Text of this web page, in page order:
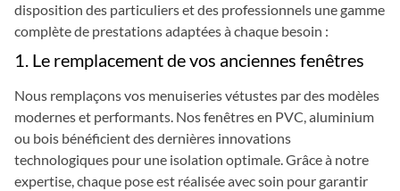
disposition des particuliers et des professionnels une gamme
complète de prestations adaptées à chaque besoin :
1. Le remplacement de vos anciennes fenêtres
Nous remplaçons vos menuiseries vétustes par des modèles
modernes et performants. Nos fenêtres en PVC, aluminium
ou bois bénéficient des dernières innovations
technologiques pour une isolation optimale. Grâce à notre
expertise, chaque pose est réalisée avec soin pour garantir